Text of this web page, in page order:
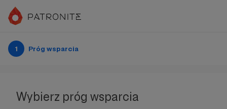
1 Próg wsparcia
Wybierz próg wsparcia